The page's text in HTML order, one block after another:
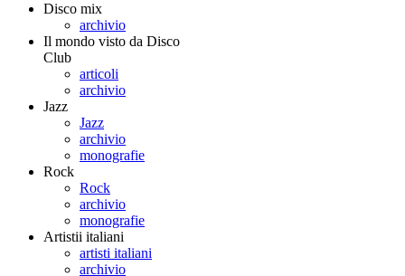
Disco mix
archivio
Il mondo visto da Disco
Club
articoli
archivio
Jazz
Jazz
archivio
monografie
Rock
Rock
archivio
monografie
Artistii italiani
artisti italiani
archivio